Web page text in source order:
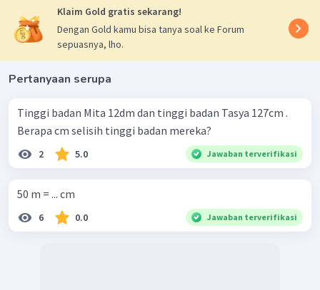
Klaim Gold gratis sekarang!
Dengan Gold kamu bisa tanya soal ke Forum
sepuasnya, lho.
Pertanyaan serupa
Tinggi badan Mita 12dm dan tinggi badan Tasya 127cm .
Berapa cm selisih tinggi badan mereka?
2 5.0 Jawaban terverifikasi
50 m = ... cm
6 0.0 Jawaban terverifikasi